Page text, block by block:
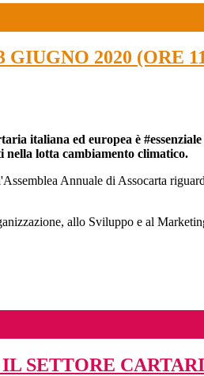
GIUGNO 2020 (ORE
italiana ed europea è
nella lotta cambiamento climatico.
Annuale di Assocarta
allo Sviluppo e al
SETTORE